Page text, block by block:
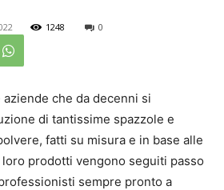
1248 0
che da decenni si
di tantissime spazzole e
fatti su misura e in base alle
prodotti vengono seguiti passo
sempre pronto a